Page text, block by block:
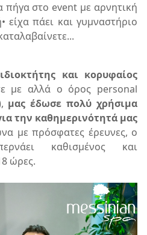
πήγα στο event με αρνητική
είχα πάει και γυμναστήριο
και κορυφαίος
με αλλά ο όρος personal
μας έδωσε πολύ χρήσιμα
την καθημερινότητά μας
με πρόσφατες έρευνες, ο
καθισμένος και
ώρες.